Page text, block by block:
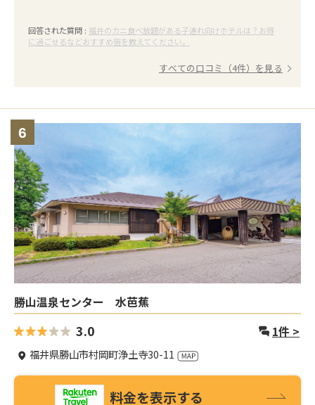
回答された質問 : 福井のカニ食べ放題がある子連れ向けホテルは？お得
に過ごせるなどおすすめ宿を教えてください。
すべての口コミ（4件）を見る
6
勝山温泉センター 水芭蕉
3.0 1件 >
福井県勝山市村岡町浄土寺30-11
料金を表示する